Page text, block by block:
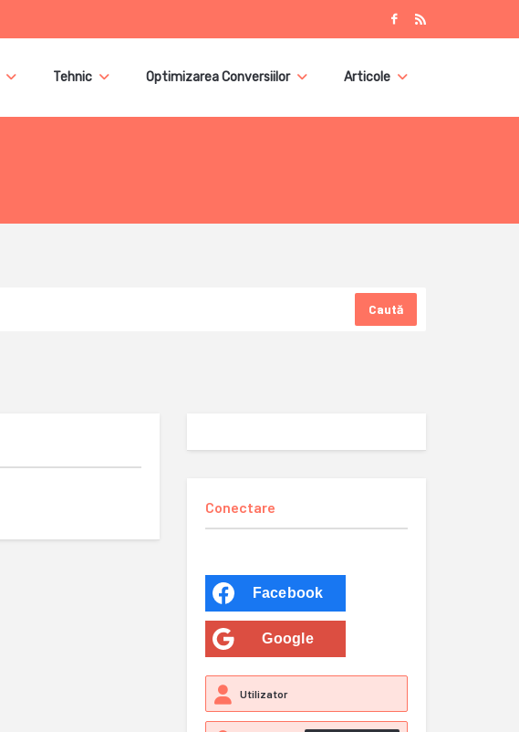
Tehnic Optimizarea Conversiilor Articole
Caută
Conectare
Facebook
Google